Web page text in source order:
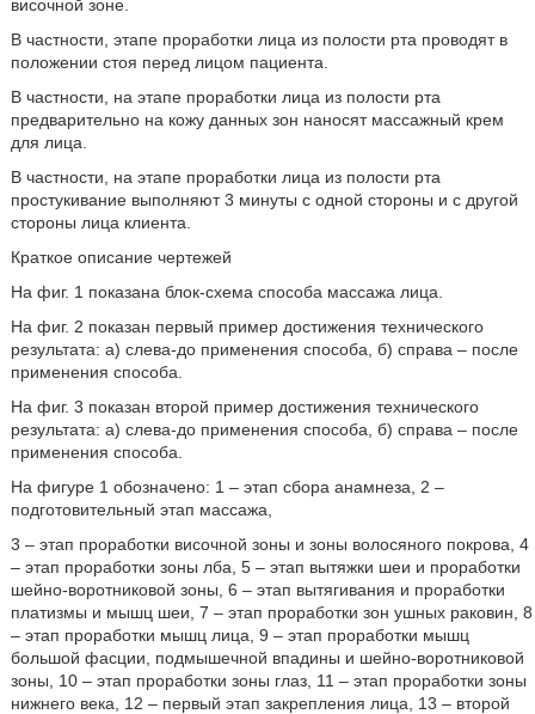
височной зоне.
В частности, этапе проработки лица из полости рта проводят в
положении стоя перед лицом пациента.
В частности, на этапе проработки лица из полости рта
предварительно на кожу данных зон наносят массажный крем
для лица.
В частности, на этапе проработки лица из полости рта
простукивание выполняют 3 минуты с одной стороны и с другой
стороны лица клиента.
Краткое описание чертежей
На фиг. 1 показана блок-схема способа массажа лица.
На фиг. 2 показан первый пример достижения технического
результата: а) слева-до применения способа, б) справа – после
применения способа.
На фиг. 3 показан второй пример достижения технического
результата: а) слева-до применения способа, б) справа – после
применения способа.
На фигуре 1 обозначено: 1 – этап сбора анамнеза, 2 –
подготовительный этап массажа,
3 – этап проработки височной зоны и зоны волосяного покрова, 4
– этап проработки зоны лба, 5 – этап вытяжки шеи и проработки
шейно-воротниковой зоны, 6 – этап вытягивания и проработки
платизмы и мышц шеи, 7 – этап проработки зон ушных раковин, 8
– этап проработки мышц лица, 9 – этап проработки мышц
большой фасции, подмышечной впадины и шейно-воротниковой
зоны, 10 – этап проработки зоны глаз, 11 – этап проработки зоны
нижнего века, 12 – первый этап закрепления лица, 13 – второй